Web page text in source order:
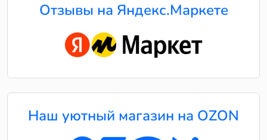
Отзывы на Яндекс.Маркете
Наш уютный магазин на OZON